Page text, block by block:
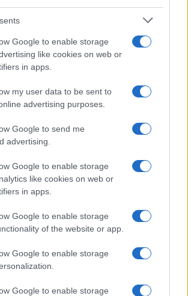
Google to enable storage
like cookies on web or
in apps.
my user data to be sent to
advertising purposes.
Google to send me
advertising.
Google to enable storage
like cookies on web or
in apps.
Google to enable storage
of the website or app.
Google to enable storage
Google to enable storage